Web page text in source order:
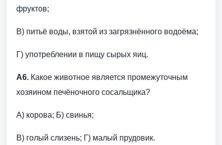
фруктов;
В) питьё воды, взятой из загрязнённого водоёма;
Г) употреблении в пищу сырых яиц.
А6. Какое животное является промежуточным
хозяином печёночного сосальщика?
А) корова; Б) свинья;
В) голый слизень; Г) малый прудовик.